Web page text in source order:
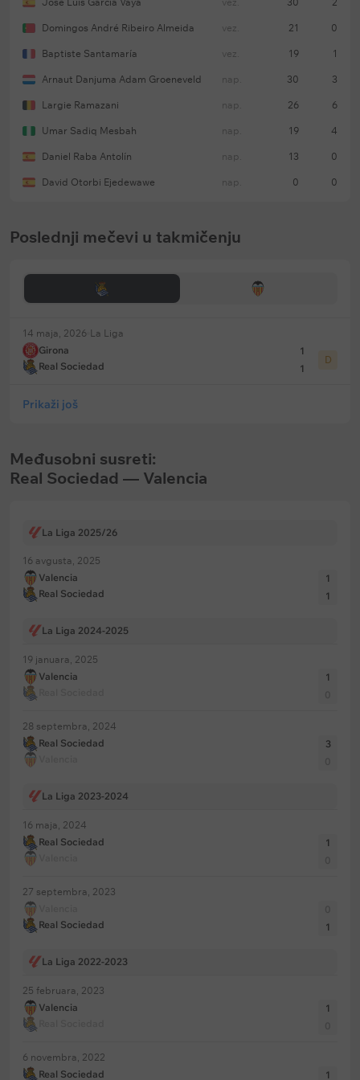
Domingos André Ribeiro Almeida vez. 21 0
Baptiste Santamaría vez. 19 1
Arnaut Danjuma Adam Groeneveld nap. 30 3
Largie Ramazani nap. 26 6
Umar Sadiq Mesbah nap. 19 4
Daniel Raba Antolín nap. 13 0
David Otorbi Ejedewawe nap. 0 0
Poslednji mečevi u takmičenju
14 maja, 2026 La Liga
Girona
Real Sociedad
1
1
D
Prikaži još
Međusobni susreti:
Real Sociedad — Valencia
La Liga 2025/26
16 avgusta, 2025
Valencia
Real Sociedad
1
1
La Liga 2024-2025
19 januara, 2025
Valencia
1
28 septembra, 2024
Real Sociedad
3
La Liga 2023-2024
16 maja, 2024
Real Sociedad
1
27 septembra, 2023
Real Sociedad
1
La Liga 2022-2023
25 februara, 2023
Valencia
1
6 novembra, 2022
Real Sociedad
1